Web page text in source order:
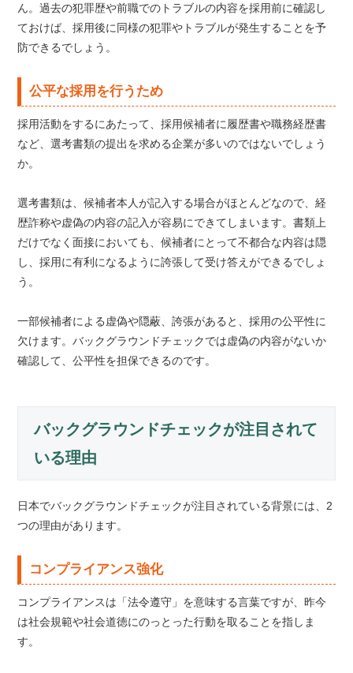
ん。過去の犯罪歴や前職でのトラブルの内容を採用前に確認し
ておけば、採用後に同様の犯罪やトラブルが発生することを予
防できるでしょう。
公平な採用を行うため
採用活動をするにあたって、採用候補者に履歴書や職務経歴書
など、選考書類の提出を求める企業が多いのではないでしょう
か。
選考書類は、候補者本人が記入する場合がほとんどなので、経
歴詐称や虚偽の内容の記入が容易にできてしまいます。書類上
だけでなく面接においても、候補者にとって不都合な内容は隠
し、採用に有利になるように誇張して受け答えができるでしょ
う。
一部候補者による虚偽や隠蔽、誇張があると、採用の公平性に
欠けます。バックグラウンドチェックでは虚偽の内容がないか
確認して、公平性を担保できるのです。
バックグラウンドチェックが注目されて
いる理由
日本でバックグラウンドチェックが注目されている背景には、2
つの理由があります。
コンプライアンス強化
コンプライアンスは「法令遵守」を意味する言葉ですが、昨今
は社会規範や社会道徳にのっとった行動を取ることを指しま
す。